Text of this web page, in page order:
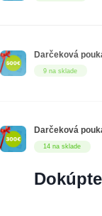
9 na sklade
Darčeková
14 na sklade
Darčeková